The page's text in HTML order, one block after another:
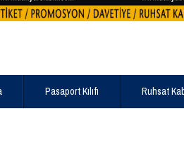
Pasaport Kılıfı Ruhsat